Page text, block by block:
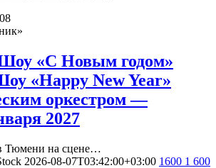
«С Новым годом»
«Happy New Year»
оркестром —
2027
Тюмени на сцене…
2026-08-07T03:42:00+03:00 1600 1 600